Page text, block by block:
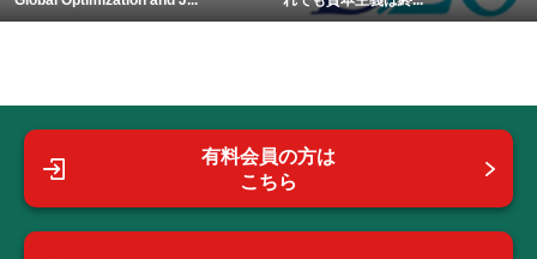
有料会員の方は
こちら